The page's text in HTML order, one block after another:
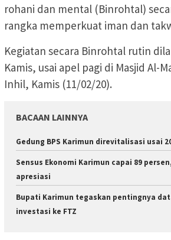
rohani dan mental (Binrohtal)
rangka memperkuat iman dan
Kegiatan secara Binrohtal rutin
Kamis, usai apel pagi di Masjid Al-
Inhil, Kamis (11/02/20).
BACAAN LAINNYA
Gedung BPS Karimun direvitalisasi usai
Sensus Ekonomi Karimun capai 89
apresiasi
Bupati Karimun tegaskan pentingnya
investasi ke FTZ